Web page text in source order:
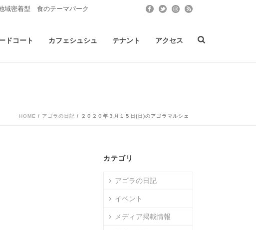
域密着型 食のテーマパーク
ドコート カフェシュシュ テナント アクセス
HOME / アゴラの日記 / ２０２０年３月１５日(日)のアゴラマルシェ
カテゴリ
アゴラの日記
イベント
メディア掲載情報